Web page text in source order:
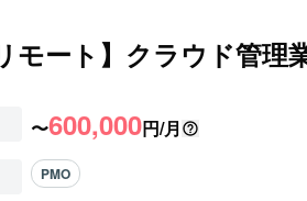
モート】クラウド管理
〜600,000円/月
PMO